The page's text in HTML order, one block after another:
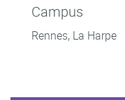
Campus
Rennes, La Harpe